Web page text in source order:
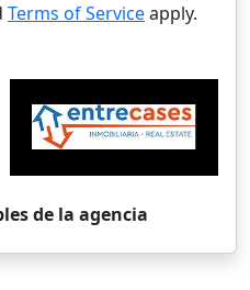
Terms of Serviceapply.
de la agencia